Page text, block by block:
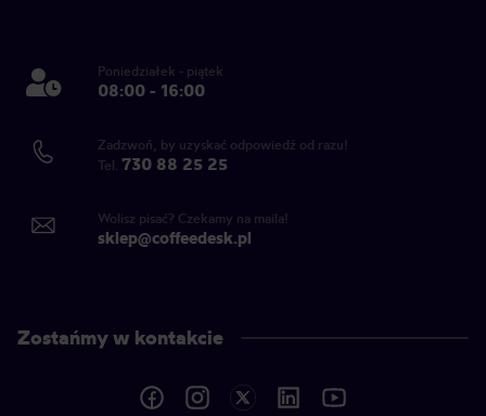
Poniedziałek - piątek
08:00 - 16:00
Zadzwoń, by uzyskać odpowiedź od razu!
Tel. 730 88 25 25
Wolisz pisać? Czekamy na maila!
sklep@coffeedesk.pl
Zostańmy w kontakcie